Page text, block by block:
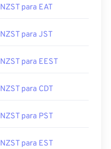
NZST para EAT
NZST para JST
NZST para EEST
NZST para CDT
NZST para PST
NZST para EST